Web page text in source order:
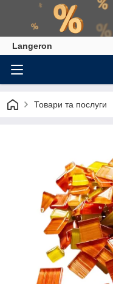
Langeron
Товари та послуги